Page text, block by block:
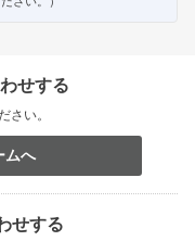
せする
さい。
ムへ
せする